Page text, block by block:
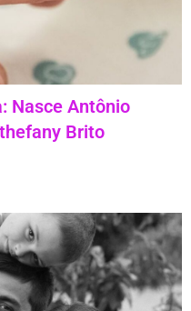
Nasce Antônio
Brito